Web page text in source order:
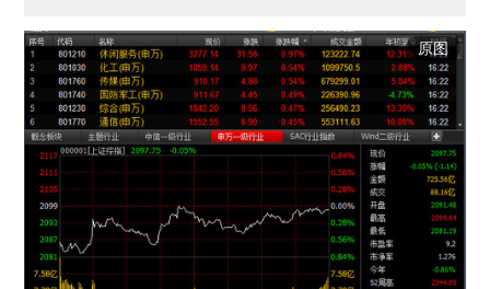
原图